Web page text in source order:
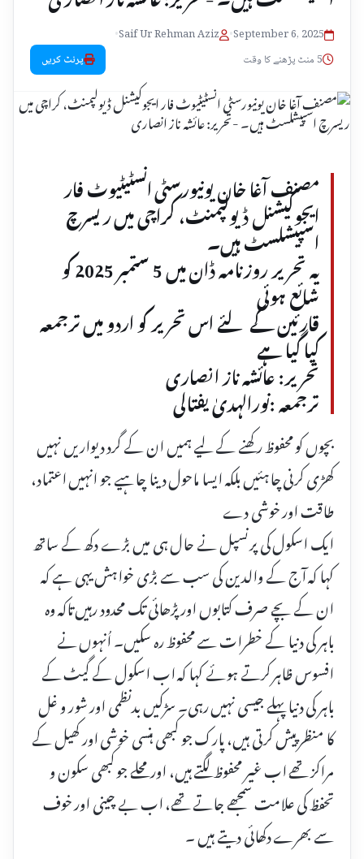
September 6, 2025
•
Saif Ur Rehman Aziz
•
5 منٹ پڑھنے کا وقت
پرنٹ کریں
مصنف آغا خان یونیورسٹی انسٹیٹیوٹ فار
ایجوکیشنل ڈیولپمنٹ، کراچی میں ریسرچ
اسپیشلسٹ ہیں۔
یہ تحریر روزنامہ ڈان میں 5 ستمبر 2025 کو
شائع ہوئی
قارئین کے لئے اس تحریر کو اردو میں ترجمعہ
کیا گیا ہے
تحریر: عائشہ ناز انصاری
ترجمعہ :نورالہدیٰ یفتالی
بچوں کو محفوظ رکھنے کے لیے ہمیں ان کے گرد دیواریں نہیں
کھڑی کرنی چاہئیں بلکہ ایسا ماحول دینا چاہیے جو انہیں اعتماد،
طاقت اور خوشی دے
ایک اسکول کی پرنسپل نے حال ہی میں بڑے دکھ کے ساتھ
کہا کہ آج کے والدین کی سب سے بڑی خواہش یہی ہے کہ
ان کے بچے صرف کتابوں اور پڑھائی تک محدود رہیں تاکہ وہ
باہر کی دنیا کے خطرات سے محفوظ رہ سکیں۔ اُنہوں نے
افسوس ظاہر کرتے ہوئے کہا کہ اب اسکول کے گیٹ کے
باہر کی دنیا پہلے جیسی نہیں رہی۔ سڑکیں بدنظمی اور شور و غل
کا منظر پیش کرتی ہیں، پارک جو کبھی ہنسی خوشی اور کھیل کے
مراکز تھے اب غیر محفوظ لگتے ہیں، اور محلے جو کبھی سکون و
تحفظ کی علامت سمجھے جاتے تھے، اب بے چینی اور خوف
سے بھرے دکھائی دیتے ہیں ۔